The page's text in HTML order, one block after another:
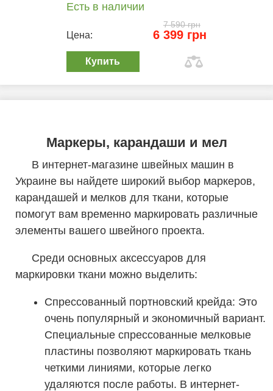
Есть в наличии
7 590 грн
Цена: 6 399 грн
Купить
Маркеры, карандаши и мел
В интернет-магазине швейных машин в
Украине вы найдете широкий выбор маркеров,
карандашей и мелков для ткани, которые
помогут вам временно маркировать различные
элементы вашего швейного проекта.
Среди основных аксессуаров для
маркировки ткани можно выделить:
Спрессованный портновский крейда: Это
очень популярный и экономичный вариант.
Специальные спрессованные мелковые
пластины позволяют маркировать ткань
четкими линиями, которые легко
удаляются после работы. В интернет-